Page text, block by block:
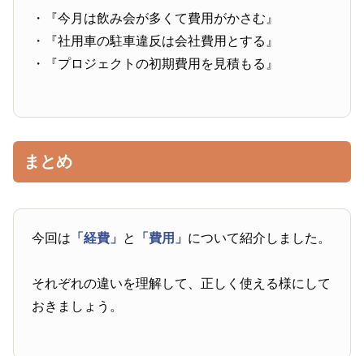
・『今月は飲み会が多くて費用がかさむ』
・『社用車の駐車違反は会社費用とする』
・『プロジェクトの初期費用を見積もる』
まとめ
今回は 「経費」 と 「費用」 について紹介しました。
それぞれの違いを理解して、正しく使える様にして
おきましょう。